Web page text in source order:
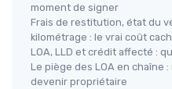
moment de signer
Frais de restitution, état du
kilométrage : le vrai coût
LOA, LLD et crédit affecté :
Le piège des LOA en chaîne
devenir propriétaire